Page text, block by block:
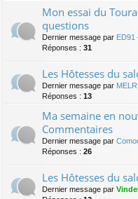
Mon essai du
questions
Dernier message par ED91
Réponses : 31
Les Hôtesses du
Dernier message par MELR
Réponses : 13
Ma semaine en
Commentaires
Dernier message par
Réponses : 26
Les Hôtesses du
Dernier message par